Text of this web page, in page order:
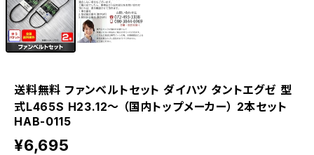
送料無料 ファンベルトセット ダイハツ タントエグゼ 型
式L465S H23.12～ （国内トップメーカー） 2本セット
HAB-0115
¥6,695